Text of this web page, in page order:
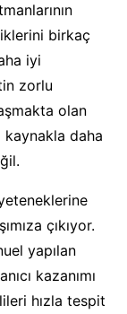
birkaç
iyi
zorlu
olan
daha
çıkıyor.
yapılan
kazanımı
hızla tespit